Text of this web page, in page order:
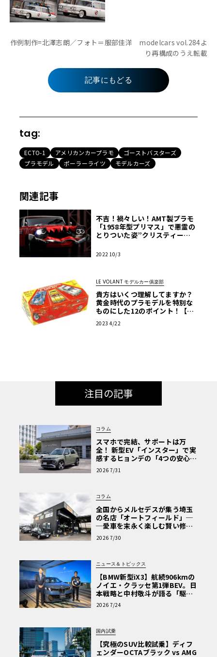
作例制作=北澤志朗／フォト＝服部佳洋 modelcars vol.284よ
り再構成のうえ転載
記事にもどる
tag:
ECTO-1 アメリカンカープラモ
ゴーストバスターズ
プラモデル
ポーラーライツ モデルカーズ
関連記事
不吉！禍々しい！AMT製プラモ
「1958年型プリマス」で悪霊の
とりついた姿”クリスティー
2022 10/3
LE VOLANT モデルカー俱楽部
貴方はいくつ理解してますか？
黄金時代のプラモデルを特別な
ものにした12のポイント！【ア
ル】第2回
2023 4/22
注目の記事
コラム
スマホで完結、サポートは万
全！ 新型EV「インスター」で実
感するヒョンデの「4つの安心」
【第1回・ヒョンデ6つの疑問：
Why? Hyundai?】〈PR〉
2026 7/31
コラム
全国からメルセデスが集う埼玉
の名店「オートフィールド」─
─愛車を末永く楽しむ賢い修理
術と、プロがフックス製オイル
を選ぶ理由〈PR〉
2026 7/30
ニュース＆トピックス
【BMW新型iX3】航続906kmの
ノイエ・クラッセ第1弾BEV。日
本戦略と中村敬斗が語る「駆け
ぬける歓び」
2026 7/24
国内試乗
【究極のSUV比較試乗】ディフ
ェンダーOCTAブラック vs AMG